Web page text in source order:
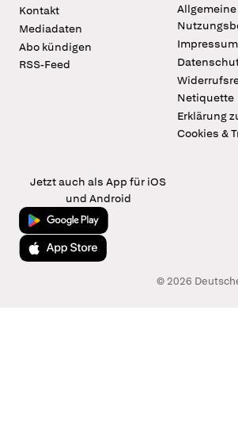
Kontakt
Mediadaten
Abo kündigen
RSS-Feed
Allgemeine
Impressum
Netiquette
Erklärung
Cookies &
Jetzt auch als App für iOS
und Android
Jetzt bei Google Play
Laden im App Store
© 2026